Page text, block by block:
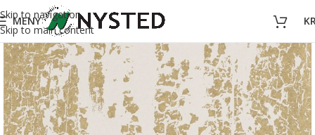
Skip to navigation
Skip to main content
MENY